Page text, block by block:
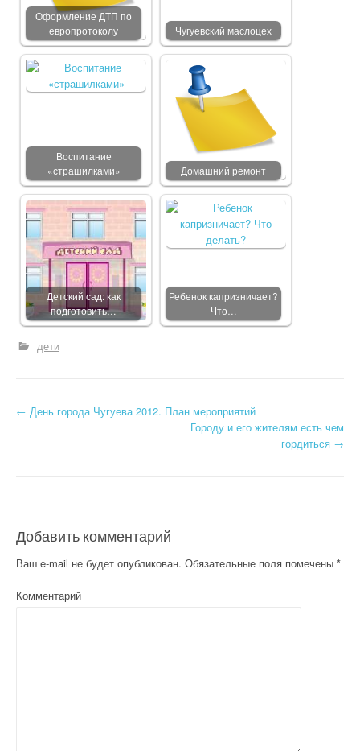
Оформление ДТП по
европротоколу
Чугуевский маслоцех
Воспитание
«страшилками»
Домашний ремонт
Детский сад: как
подготовить…
Ребенок капризничает?
Что…
дети
Post navigation
← День города Чугуева 2012. План мероприятий
Городу и его жителям есть чем
гордиться →
Добавить комментарий
Ваш e-mail не будет опубликован. Обязательные поля помечены *
Комментарий